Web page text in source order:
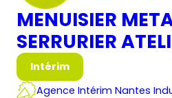
MENUISIER
SERRURIER
Intérim
Agence Intérim Nantes